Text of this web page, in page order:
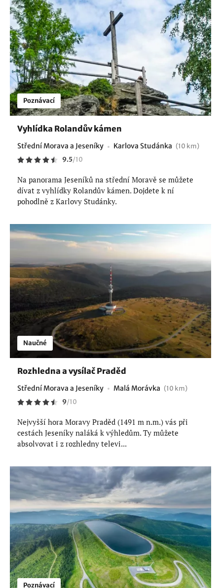
Poznávací
Vyhlídka Rolandův kámen
Střední Morava a Jeseníky Karlova Studánka (10 km)
9.5/10
Na panorama Jeseníků na střední Moravě se můžete
dívat z vyhlídky Rolandův kámen. Dojdete k ní
pohodlně z Karlovy Studánky.
Naučné
Rozhledna a vysílač Praděd
Střední Morava a Jeseníky Malá Morávka (10 km)
9/10
Nejvyšší hora Moravy Praděd (1491 m n.m.) vás při
cestách Jeseníky naláká k výhledům. Ty můžete
absolvovat i z rozhledny televi...
Poznávací